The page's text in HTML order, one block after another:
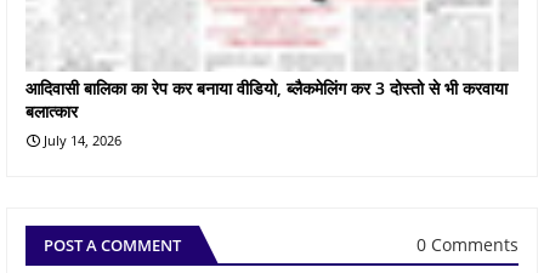
आदिवासी बालिका का रेप कर बनाया वीडियो, ब्लैकमेलिंग कर 3 दोस्तो से भी करवाया
बलात्कार
July 14, 2026
POST A COMMENT 0 Comments